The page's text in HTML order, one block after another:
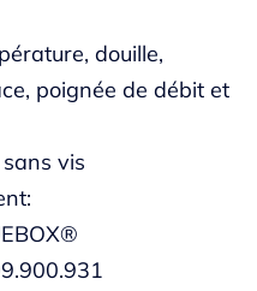
douille,
poignée de débit et
vis